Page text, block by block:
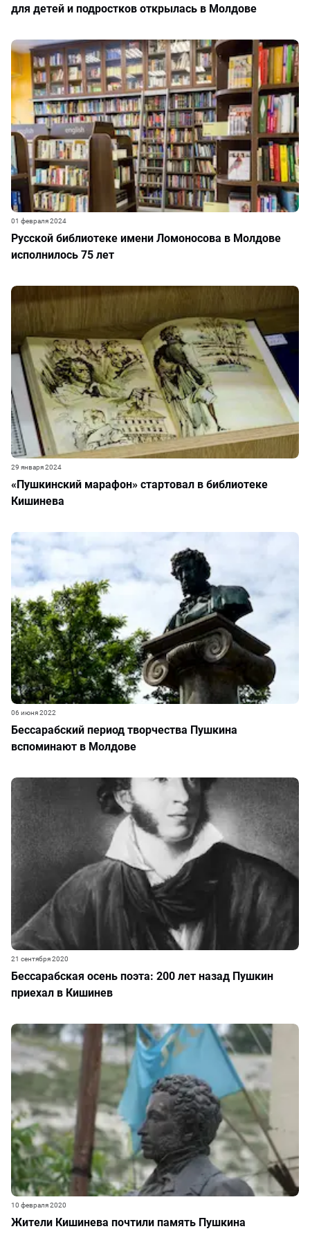
для детей и подростков открылась в Молдове
Русской библиотеке имени Ломоносова в Молдове
исполнилось 75 лет
01 февраля 2024
«Пушкинский марафон» стартовал в библиотеке
Кишинева
29 января 2024
Бессарабский период творчества Пушкина
вспоминают в Молдове
06 июня 2022
Бессарабская осень поэта: 200 лет назад Пушкин
приехал в Кишинев
21 сентября 2020
Жители Кишинева почтили память Пушкина
10 февраля 2020